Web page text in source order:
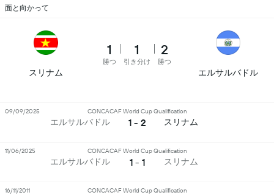
面と向かって
スリナム
1
勝つ
1
引き分け
2
勝つ
エルサルバドル
エルサルバドル
CONCACAF World Cup Qualification
1 - 2 スリナム
09/09/2025
エルサルバドル
CONCACAF World Cup Qualification
1 - 1 スリナム
11/06/2025
CONCACAF World Cup Qualification
16/11/2011